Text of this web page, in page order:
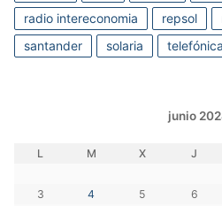
radio intereconomia
repsol
santander
solaria telefónica
junio
L M X J
3
4 5 6